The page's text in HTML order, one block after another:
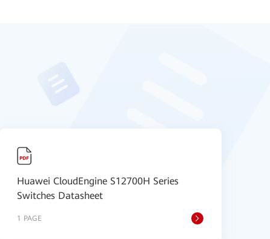
Huawei CloudEngine S12700H Series
Switches Datasheet
1 PAGE